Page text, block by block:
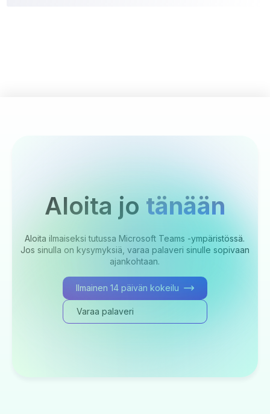
Aloita jo tänään
Aloita ilmaiseksi tutussa Microsoft Teams -ympäristössä.
Jos sinulla on kysymyksiä, varaa palaveri sinulle sopivaan
ajankohtaan.
Ilmainen 14 päivän kokeilu
Varaa palaveri